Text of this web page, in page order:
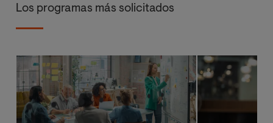
Los programas más solicitados